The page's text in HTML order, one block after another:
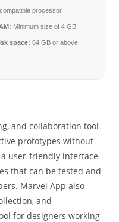
processor
Minimum size of 4 GB
space: 64 GB or above
and collaboration tool
prototypes without
user-friendly interface
that can be tested and
Marvel App also
and
for designers working